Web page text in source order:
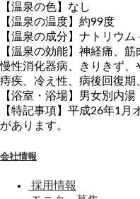
【温泉の色】なし
【温泉の温度】約99度
【温泉の成分】ナトリウム
【温泉の効能】神経痛、
慢性消化器病、きりきず、
痔疾、冷え性、病後回復期
【浴室・浴場】男女別内湯
【特記事項】平成26年1月
があります。
会社情報
採用情報